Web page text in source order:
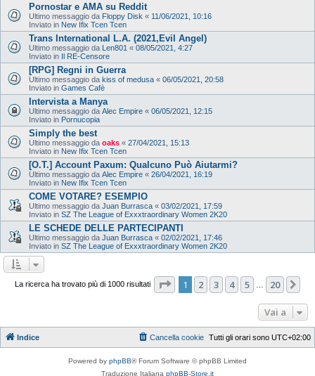
Pornostar e AMA su Reddit
Ultimo messaggio da Floppy Disk « 11/06/2021, 10:16
Inviato in New Ifix Tcen Tcen
Trans International L.A. (2021,Evil Angel)
Ultimo messaggio da Len801 « 08/05/2021, 4:27
Inviato in Il RE-Censore
[RPG] Regni in Guerra
Ultimo messaggio da kiss of medusa « 06/05/2021, 20:58
Inviato in Games Cafè
Intervista a Manya
Ultimo messaggio da Alec Empire « 06/05/2021, 12:15
Inviato in Pornucopia
Simply the best
Ultimo messaggio da oaks « 27/04/2021, 15:13
Inviato in New Ifix Tcen Tcen
[O.T.] Account Paxum: Qualcuno Può Aiutarmi?
Ultimo messaggio da Alec Empire « 26/04/2021, 16:19
Inviato in New Ifix Tcen Tcen
COME VOTARE? ESEMPIO
Ultimo messaggio da Juan Burrasca « 03/02/2021, 17:59
Inviato in SZ The League of Exxxtraordinary Women 2K20
LE SCHEDE DELLE PARTECIPANTI
Ultimo messaggio da Juan Burrasca « 02/02/2021, 17:46
Inviato in SZ The League of Exxxtraordinary Women 2K20
La ricerca ha trovato più di 1000 risultati Pagina di 20
1 2 3 4 5 20
Vai a
Indice Tutti gli orari sono UTC+02:00
Cancella cookie
Powered by phpBB® Forum Software © phpBB Limited
Traduzione Italiana phpBB-Store.it